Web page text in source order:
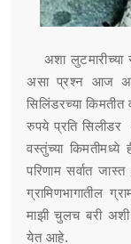
अशा लुटमारीच्या
असा प्रश्न आज
सिलिंडरच्या
रुपये प्रति सिलीडर
वस्तुंच्या किमतीमध्ये
परिणाम सर्वात
ग्रामिणभागातील
माझी चुलच बरी
येत आहे.